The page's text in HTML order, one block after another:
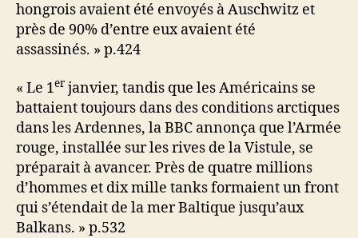
hongrois avaient été envoyés à Auschwitz et
près de 90% d’entre eux avaient été
assassinés. » p.424
« Le 1er janvier, tandis que les Américains se
battaient toujours dans des conditions arctiques
dans les Ardennes, la BBC annonça que l’Armée
rouge, installée sur les rives de la Vistule, se
préparait à avancer. Près de quatre millions
d’hommes et dix mille tanks formaient un front
qui s’étendait de la mer Baltique jusqu’aux
Balkans. » p.532